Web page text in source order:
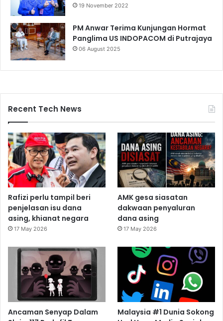
19 November 2022
PM Anwar Terima Kunjungan Hormat
Panglima US INDOPACOM di Putrajaya
06 August 2025
Recent Tech News
Rafizi perlu tampil beri
penjelasan isu dana
asing, khianat negara
17 May 2026
AMK gesa siasatan
dakwaan penyaluran
dana asing
17 May 2026
Ancaman Senyap Dalam
Malaysia #1 Dunia Sokong